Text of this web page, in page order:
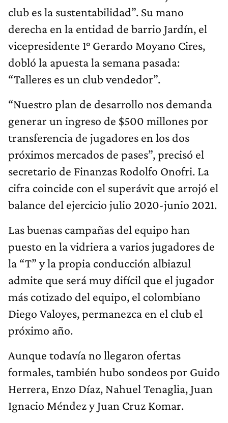
club es la sustentabilidad”. Su mano
derecha en la entidad de barrio Jardín, el
vicepresidente 1° Gerardo Moyano Cires,
dobló la apuesta la semana pasada:
“Talleres es un club vendedor”.
“Nuestro plan de desarrollo nos demanda
generar un ingreso de $500 millones por
transferencia de jugadores en los dos
próximos mercados de pases”, precisó el
secretario de Finanzas Rodolfo Onofri. La
cifra coincide con el superávit que arrojó el
balance del ejercicio julio 2020-junio 2021.
Las buenas campañas del equipo han
puesto en la vidriera a varios jugadores de
la “T” y la propia conducción albiazul
admite que será muy difícil que el jugador
más cotizado del equipo, el colombiano
Diego Valoyes, permanezca en el club el
próximo año.
Aunque todavía no llegaron ofertas
formales, también hubo sondeos por Guido
Herrera, Enzo Díaz, Nahuel Tenaglia, Juan
Ignacio Méndez y Juan Cruz Komar.